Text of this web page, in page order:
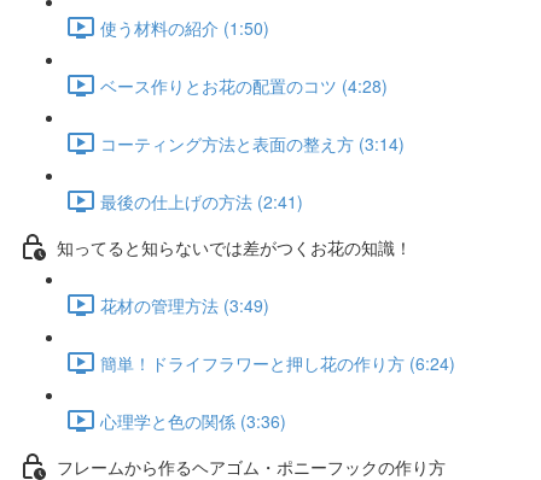
使う材料の紹介 (1:50)
ベース作りとお花の配置のコツ (4:28)
コーティング方法と表面の整え方 (3:14)
最後の仕上げの方法 (2:41)
知ってると知らないでは差がつくお花の知識！
花材の管理方法 (3:49)
簡単！ドライフラワーと押し花の作り方 (6:24)
心理学と色の関係 (3:36)
フレームから作るヘアゴム・ポニーフックの作り方